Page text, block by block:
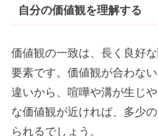
自分の価値観を理解する
価値観の一致は、長く良好
要素です。価値観が合わな
違いから、喧嘩や溝が生じ
な価値観が近ければ、多少
られるでしょう。